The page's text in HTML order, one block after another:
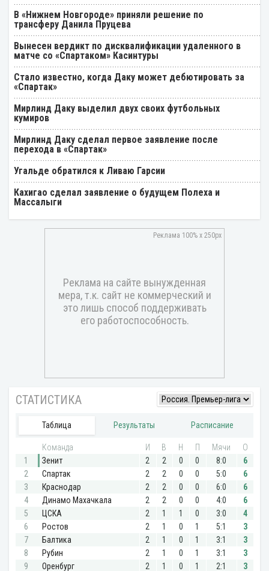
В «Нижнем Новгороде» приняли решение по
трансферу Данила Пруцева
Вынесен вердикт по дисквалификации удаленного в
матче со «Спартаком» Касинтуры
Стало известно, когда Даку может дебютировать за
«Спартак»
Мирлинд Даку выделил двух своих футбольных
кумиров
Мирлинд Даку сделал первое заявление после
перехода в «Спартак»
Угальде обратился к Ливаю Гарсии
Кахигао сделал заявление о будущем Полеха и
Массалыги